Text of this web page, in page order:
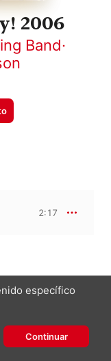
2006
Band·
2:17
3:37
específico
Continuar